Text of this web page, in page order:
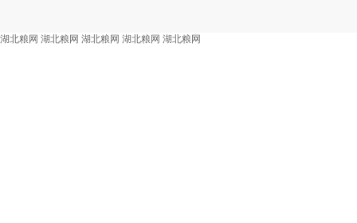
湖北粮网 湖北粮网 湖北粮网 湖北粮网 湖北粮网